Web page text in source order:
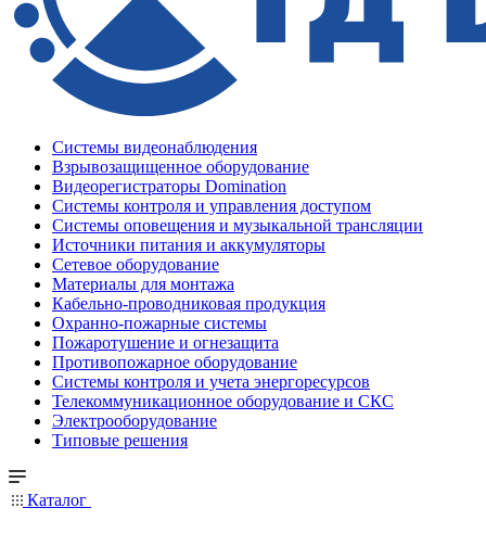
Системы видеонаблюдения
Взрывозащищенное оборудование
Видеорегистраторы Domination
Системы контроля и управления доступом
Системы оповещения и музыкальной трансляции
Источники питания и аккумуляторы
Сетевое оборудование
Материалы для монтажа
Кабельно-проводниковая продукция
Охранно-пожарные системы
Пожаротушение и огнезащита
Противопожарное оборудование
Системы контроля и учета энергоресурсов
Телекоммуникационное оборудование и СКС
Электрооборудование
Типовые решения
Каталог